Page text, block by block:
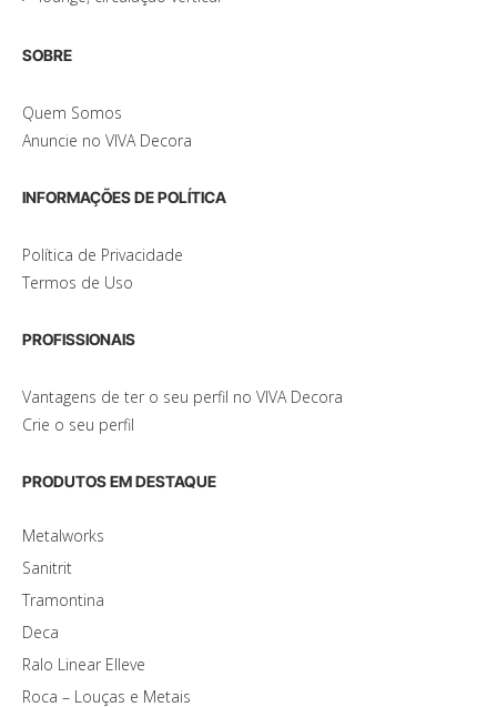
SOBRE
Quem Somos
Anuncie no VIVA Decora
INFORMAÇÕES DE POLÍTICA
Política de Privacidade
Termos de Uso
PROFISSIONAIS
Vantagens de ter o seu perfil no VIVA Decora
Crie o seu perfil
PRODUTOS EM DESTAQUE
Metalworks
Sanitrit
Tramontina
Deca
Ralo Linear Elleve
Roca – Louças e Metais